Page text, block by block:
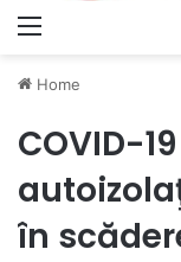
Home
COVID-
în